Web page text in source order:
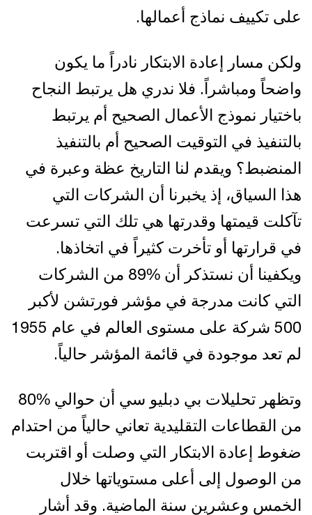
على تكييف نماذج أعمالها.
ولكن مسار إعادة الابتكار نادراً ما يكون
واضحاً ومباشراً. فلا ندري هل يرتبط النجاح
باختيار نموذج الأعمال الصحيح أم يرتبط
بالتنفيذ في التوقيت الصحيح أم بالتنفيذ
المنضبط؟ ويقدم لنا التاريخ عظة وعبرة في
هذا السياق، إذ يخبرنا أن الشركات التي
تآكلت قيمتها وقدرتها هي تلك التي تسرعت
في قرارتها أو تأخرت كثيراً في اتخاذها.
ويكفينا أن نستذكر أن %89 من الشركات
التي كانت مدرجة في مؤشر فورتشن لأكبر
500 شركة على مستوى العالم في عام 1955
لم تعد موجودة في قائمة المؤشر حالياً.
وتظهر تحليلات بي دبليو سي أن حوالي %80
من القطاعات التقليدية تعاني حالياً من احتدام
ضغوط إعادة الابتكار التي وصلت أو اقتربت
من الوصول إلى أعلى مستوياتها خلال
الخمس وعشرين سنة الماضية. وقد أشار